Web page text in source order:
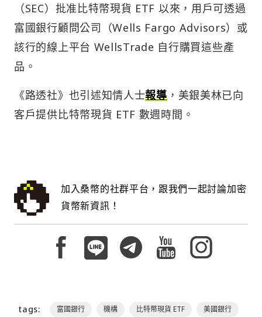
（SEC）批准比特幣現貨 ETF 以來，用戶可透過
富國銀行顧問公司（Wells Fargo Advisors）或
該行的線上平台 WellsTrade 自行購買這些產
品。
《路透社》也引述知情人士報導，美銀美林已向
客戶提供比特幣現貨 ETF 數週時間。
加入桑幣的社群平台，跟我們一起討論加密
貨幣新資訊！
tags: 富國銀行 機構 比特幣現貨 ETF 美國銀行